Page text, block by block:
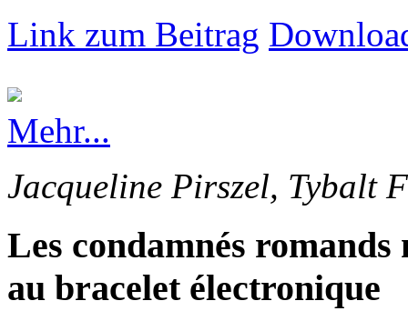
Link zum Beitrag
Mehr...
Jacqueline Pirszel, Tybalt
Les condamnés romands
au bracelet électronique